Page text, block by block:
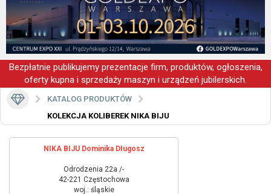
Bezpłatnie publikujemy prezentacje firm, produktów, ogłoszenia,
oferty kupna i sprzedaży maszyn i urządzeń jubilerskich.
KATALOG PRODUKTÓW
KOLEKCJA KOLIBEREK NIKA BIJU
NIKA BIJU Dominika Długosz
Odrodzenia 22a /-
42-221 Częstochowa
woj.: śląskie